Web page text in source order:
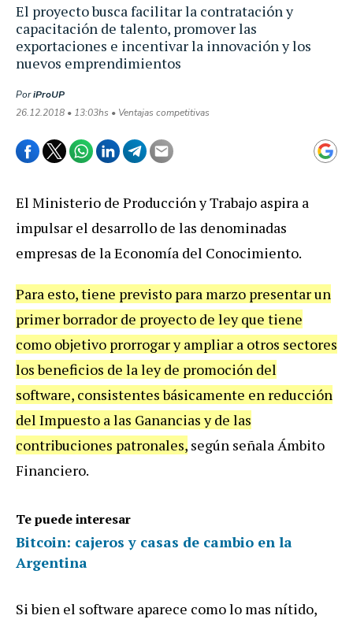
El proyecto busca facilitar la contratación y
capacitación de talento, promover las
exportaciones e incentivar la innovación y los
nuevos emprendimientos
PoriProUP
26.12.2018 • 13:03hs • Ventajas competitivas
El Ministerio de ProducciónyTrabajo aspira a
impulsar el desarrollo de las denominadas
empresas de laEconomía del Conocimiento.
Para esto,tiene previsto para marzo presentarun
primerborrador de proyecto de ley que tiene
como objetivo prorrogary ampliar a otros sectores
los beneficios de laley de promoción del
software, consistentes básicamente en reducción
del Impuesto alas Ganancias y de las
contribuciones patronales, según señalaÁmbito
Financiero.
Te puede interesar
Bitcoin: cajeros y casas de cambio en la
Argentina
Si bien el software aparece comolo mas nítido,